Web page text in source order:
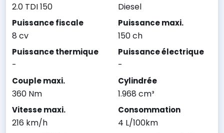
2.0 TDI 150 Diesel
Puissance fiscale
8 cv
Puissance maxi.
150 ch
Puissance thermique
-
Puissance électrique
-
Couple maxi.
360 Nm
Cylindrée
1.968 cm³
Vitesse maxi.
216 km/h
Consommation
4 L/100km